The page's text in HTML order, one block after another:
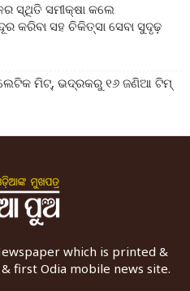
ସ୍ଥିତି ସମୀକ୍ଷା କଲେ
କରିବା ସହ ଚିକିତ୍ସା ସେବା ସୁଦୃଢ଼
ମିଟ୍‌, ଭଦ୍ରକରୁ ୧୬ ଜଣିଆ ଟିମ୍
which is printed &
first Odia mobile news site.